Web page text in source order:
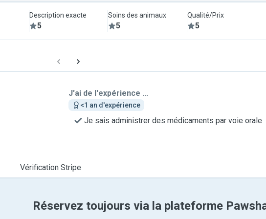
Description exacte
5
Soins des animaux
5
Qualité/Prix
5
J'ai de l'expérience ...
<1 an d'expérience
Je sais administrer des médicaments par voie orale
Vérification Stripe
Réservez toujours via la plateforme